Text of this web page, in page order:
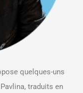
quelques-uns
traduits en